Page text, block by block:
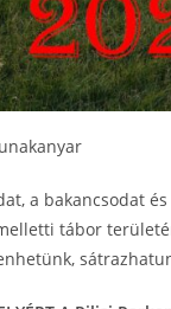
a bakancsodat
tábor